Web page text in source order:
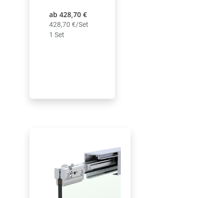
ab 428,70 €
428,70 €/Set
1 Set